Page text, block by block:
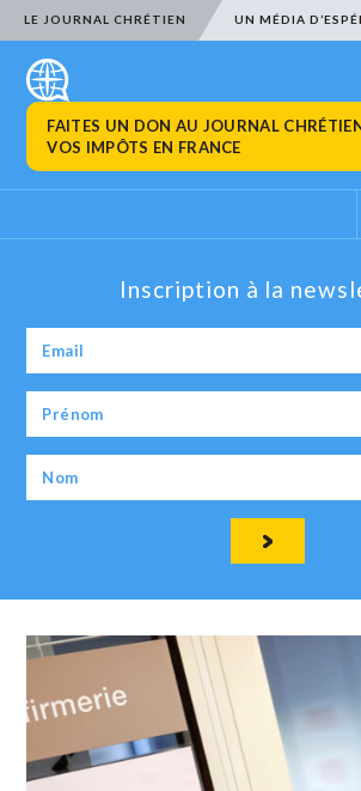
LE JOURNAL CHRÉTIEN UN MÉDIA
FAITES UN DON AU JOURNAL
VOS IMPÔTS EN FRANCE
Inscription à la